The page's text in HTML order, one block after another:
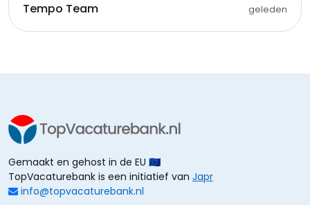
Tempo Team
geleden
Gemaakt en gehost in de EU 🇪🇺
TopVacaturebank is een initiatief van Japr
info@topvacaturebank.nl